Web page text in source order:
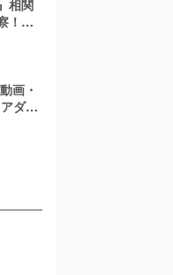
相関
！重
画・
ダル